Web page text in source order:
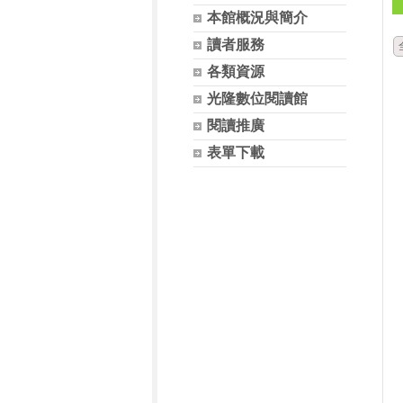
本館概況與簡介
讀者服務
各類資源
光隆數位閱讀館
閱讀推廣
表單下載